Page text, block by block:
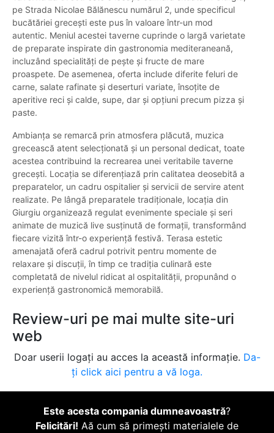
pe Strada Nicolae Bălănescu numărul 2, unde specificul
bucătăriei grecești este pus în valoare într-un mod
autentic. Meniul acestei taverne cuprinde o largă varietate
de preparate inspirate din gastronomia mediteraneană,
incluzând specialități de pește și fructe de mare
proaspete. De asemenea, oferta include diferite feluri de
carne, salate rafinate și deserturi variate, însoțite de
aperitive reci și calde, supe, dar și opțiuni precum pizza și
paste.
Ambianța se remarcă prin atmosfera plăcută, muzica
grecească atent selecționată și un personal dedicat, toate
acestea contribuind la recrearea unei veritabile taverne
grecești. Locația se diferențiază prin calitatea deosebită a
preparatelor, un cadru ospitalier și servicii de servire atent
realizate. Pe lângă preparatele tradiționale, locația din
Giurgiu organizează regulat evenimente speciale și seri
animate de muzică live susținută de formații, transformând
fiecare vizită într-o experiență festivă. Terasa estetic
amenajată oferă cadrul potrivit pentru momente de
relaxare și discuții, în timp ce tradiția culinară este
completată de nivelul ridicat al ospitalității, propunând o
experiență gastronomică memorabilă.
Review-uri pe mai multe site-uri
web
Doar userii logați au acces la această informație. Da-
ți click aici pentru a vă loga.
Este acesta compania dumneavoastră?
Felicitări! Aă cum să primești materialele de